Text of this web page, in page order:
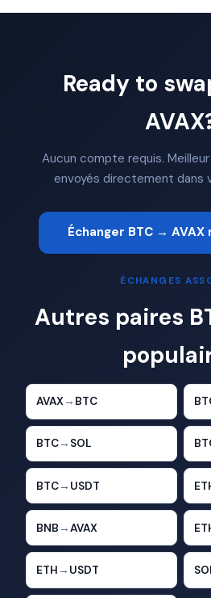
Ready to
Aucun compte requis.
envoyés directement dans
Échanger BTC →
ÉCHANGES
Autres paires
AVAX→ BTC
BTC→ SOL
BTC→ USDT
BNB →AVAX
ETH → USDT